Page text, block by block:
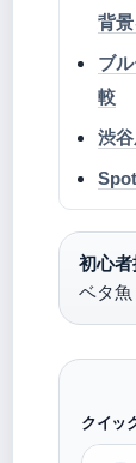
背
ブ
較
渋
初心
ベタ魚
クイッ